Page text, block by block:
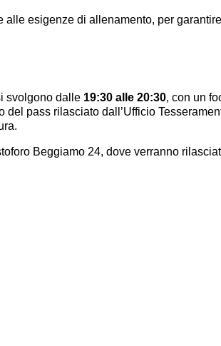
esigenze di allenamento, per
svolgono dalle 19:30 alle 20:30, con un
pass rilasciato dall’Ufficio
Beggiamo 24, dove verranno